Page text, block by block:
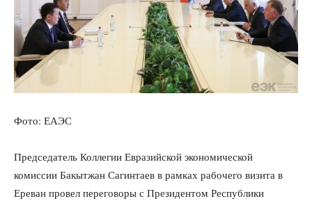
Фото: ЕАЭС
Председатель Коллегии Евразийской экономической
комиссии Бакытжан Сагинтаев в рамках рабочего визита в
Ереван провел переговоры с Президентом Республики